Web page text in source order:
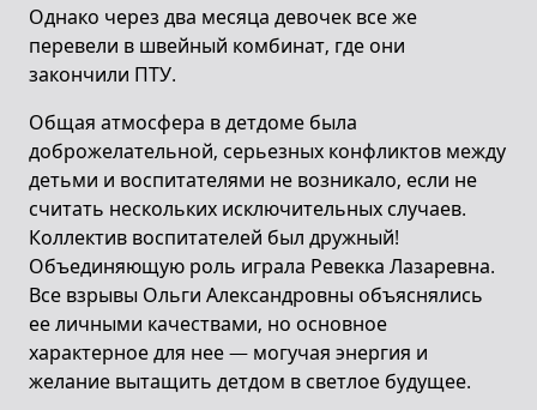
Однако через два месяца девочек все же
перевели в швейный комбинат, где они
закончили ПТУ.
Общая атмосфера в детдоме была
доброжелательной, серьезных конфликтов между
детьми и воспитателями не возникало, если не
считать нескольких исключительных случаев.
Коллектив воспитателей был дружный!
Объединяющую роль играла Ревекка Лазаревна.
Все взрывы Ольги Александровны объяснялись
ее личными качествами, но основное
характерное для нее — могучая энергия и
желание вытащить детдом в светлое будущее.